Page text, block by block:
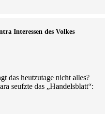
Inte­ressen des Volkes
das heutzutage nicht alles?
seufzte das „Handelsblatt“: